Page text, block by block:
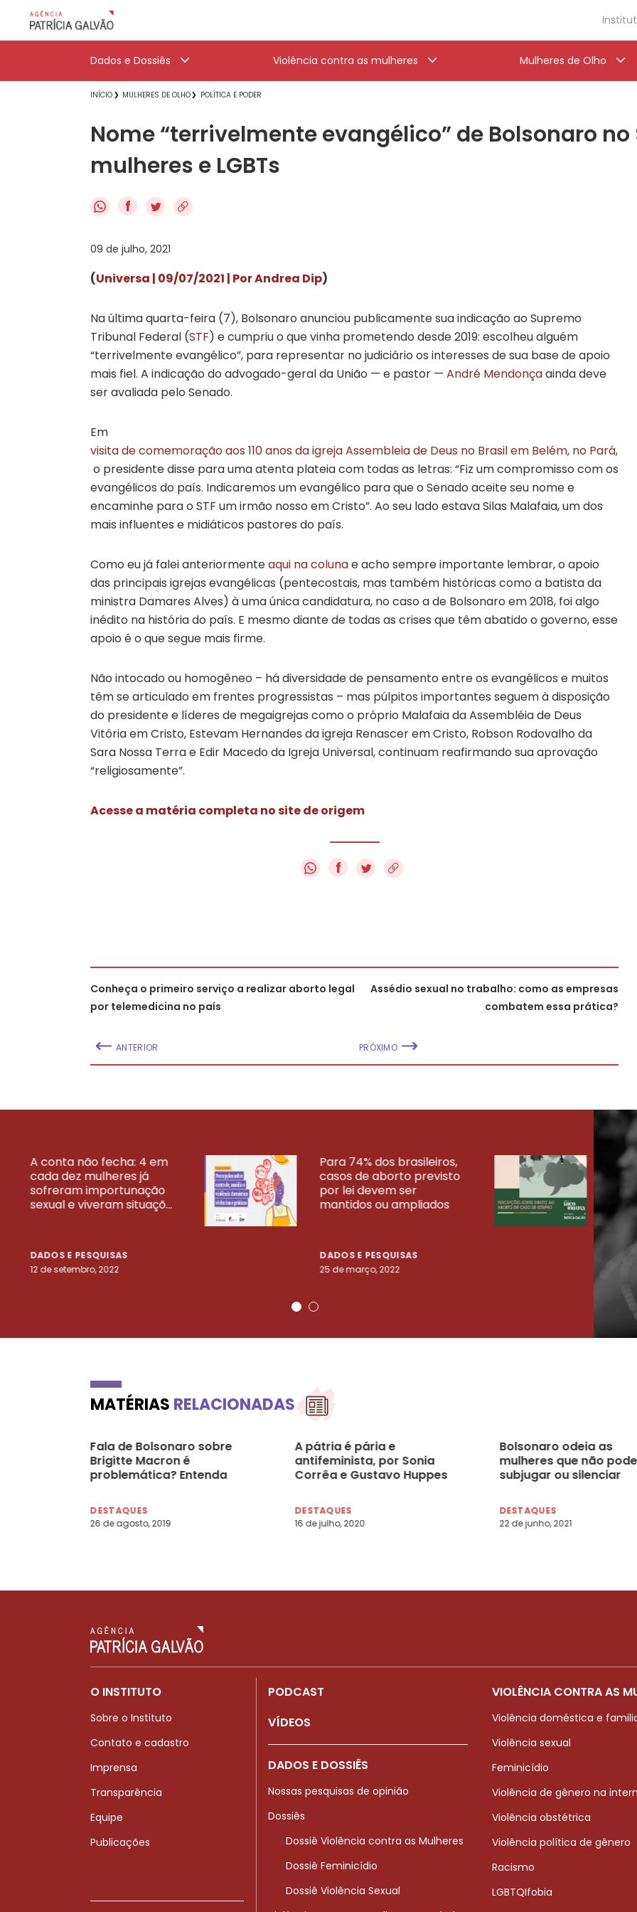
Dados e Dossiês Violência contra as mulheres Mulheres de Olho
INÍCIO MULHERES DE OLHO POLÍTICA E PODER
Nome “terrivelmente evangélico” de Bolsonaro no
mulheres e LGBTs
f
09 de julho, 2021
(Universa | 09/07/2021 | Por Andrea Dip)
Na última quarta-feira (7), Bolsonaro anunciou publicamente sua indicação ao Supremo
Tribunal Federal (STF) e cumpriu o que vinha prometendo desde 2019: escolheu alguém
“terrivelmente evangélico”, para representar no judiciário os interesses de sua base de apoio
mais fiel. A indicação do advogado-geral da União — e pastor — André Mendonçaainda deve
ser avaliada pelo Senado.
Em
visita de comemoração aos 110 anos da igreja Assembleia de Deus no Brasil em Belém, no Pará,
o presidente disse para uma atenta plateia com todas as letras: “Fiz um compromisso com os
evangélicos do país. Indicaremos um evangélico para que o Senado aceite seu nome e
encaminhe para o STF um irmão nosso em Cristo”. Ao seu lado estava Silas Malafaia, um dos
mais influentes e midiáticos pastores do país.
Como eu já falei anteriormenteaqui na colunae acho sempre importante lembrar, o apoio
das principais igrejas evangélicas (pentecostais, mas também históricas como a batista da
ministra Damares Alves) à uma única candidatura, no caso a de Bolsonaro em 2018, foi algo
inédito na história do país. E mesmo diante de todas as crises que têm abatido o governo, esse
apoio é o que segue mais firme.
Não intocado ou homogêneo – há diversidade de pensamento entre os evangélicos e muitos
têm se articulado em frentes progressistas – mas púlpitos importantes seguem à disposição
do presidente e líderes de megaigrejas como o próprio Malafaia da Assembléia de Deus
Vitória em Cristo, Estevam Hernandes da igreja Renascer em Cristo, Robson Rodovalho da
Sara Nossa Terra e Edir Macedo da Igreja Universal, continuam reafirmando sua aprovação
“religiosamente”.
Acesse a matéria completa no site de origem
f
Conheça o primeiro serviço a realizar aborto legal
por telemedicina no país
ANTERIOR
Assédio sexual no trabalho: como as empresas
combatem essa prática?
PRÓXIMO
A conta não fecha: 4 em
cada dez mulheres já
sofreram importunação
sexual e viveram situaçõ...
DADOS E PESQUISAS
12 de setembro, 2022
Para 74% dos brasileiros,
casos de aborto previsto
por lei devem ser
mantidos ou ampliados
DADOS E PESQUISAS
25 de março, 2022
23
VEJA MAIS PESQUISAS
MATÉRIAS RELACIONADAS
Fala de Bolsonaro sobre
Brigitte Macron é
problemática? Entenda
DESTAQUES
26 de agosto, 2019
A pátria é pária e
antifeminista, por Sonia
Corrêa e Gustavo Huppes
DESTAQUES
16 de julho, 2020
Bolsonaro odeia as
mulheres que não pode
subjugar ou silenciar
DESTAQUES
22 de junho, 2021
O INSTITUTO
Sobre o Instituto
Contato e cadastro
Imprensa
Transparência
Equipe
Publicações
PODCAST
VÍDEOS
DADOS E DOSSIÊS
Nossas pesquisas de opinião
Dossiês
Dossiê Violência contra as Mulheres
Dossiê Feminicídio
Dossiê Violência Sexual
VIOLÊNCIA CONTRA AS
Violência doméstica e
Violência sexual
Feminicídio
Violência de gênero na
Violência obstétrica
Violência política de gênero
Racismo
LGBTQIfobia